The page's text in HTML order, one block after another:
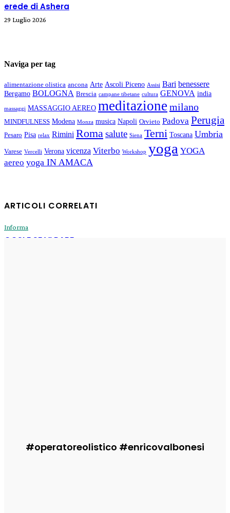
erede di Ashera
29 Luglio 2026
Naviga per tag
alimentazione olistica ancona Arte Ascoli Piceno Assisi Bari benessere
Bergamo BOLOGNA Brescia campane tibetane cultura GENOVA india
massaggi MASSAGGIO AEREO meditazione milano
MINDFULNESS Modena Monza musica Napoli Orvieto Padova Perugia
Pesaro Pisa relax Rimini Roma salute Siena Terni Toscana Umbria
Varese Vercelli Verona vicenza Viterbo Workshop yoga YOGA
aereo yoga IN AMACA
ARTICOLI CORRELATI
Informa
COSI E SE VI PARE
#operatoreolistico #enricovalbonesi